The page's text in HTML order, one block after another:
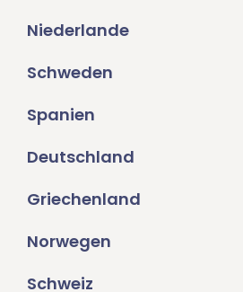
Niederlande
Schweden
Spanien
Deutschland
Griechenland
Norwegen
Schweiz